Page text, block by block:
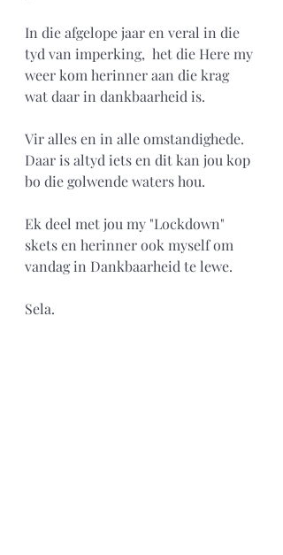
In die afgelope jaar en veral in die
tyd van imperking,  het die Here my
weer kom herinner aan die krag
wat daar in dankbaarheid is.
Vir alles en in alle omstandighede.
Daar is altyd iets en dit kan jou kop
bo die golwende waters hou.
Ek deel met jou my "Lockdown"
skets en herinner ook myself om
vandag in Dankbaarheid te lewe.
Sela.